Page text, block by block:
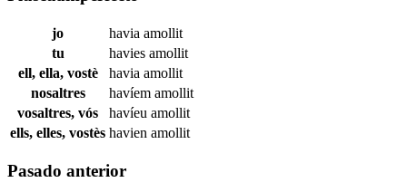
jo havia amollit
tu
havies amollit
ell, ella, vostè
havia amollit
nosaltres
havíem amollit
vosaltres, vós
havíeu amollit
ells, elles, vostès havien amollit
Pasado anterior